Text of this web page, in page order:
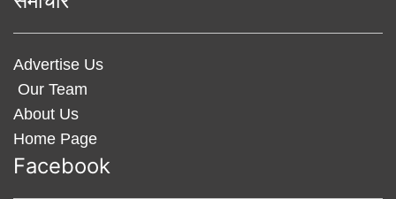
Advertise Us
Our Team
About Us
Home Page
Facebook